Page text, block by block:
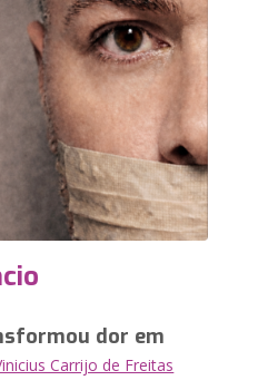
dor em
Carrijo de Freitas